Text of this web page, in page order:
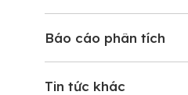
Báo cáo phân tích
Tin tức khác